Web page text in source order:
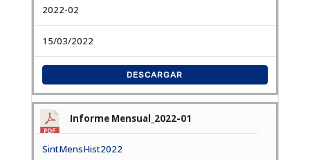
2022-02
15/03/2022
DESCARGAR
Informe Mensual_2022-01
SintMensHist2022